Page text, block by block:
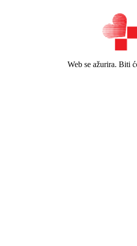
Web se ažurira. Biti